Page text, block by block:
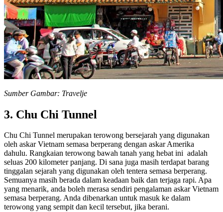
Sumber Gambar: Travelje
3. Chu Chi Tunnel
Chu Chi Tunnel merupakan terowong bersejarah yang digunakan
oleh askar Vietnam semasa berperang dengan askar Amerika
dahulu. Rangkaian terowong bawah tanah yang hebat ini adalah
seluas 200 kilometer panjang. Di sana juga masih terdapat barang
tinggalan sejarah yang digunakan oleh tentera semasa berperang.
Semuanya masih berada dalam keadaan baik dan terjaga rapi. Apa
yang menarik, anda boleh merasa sendiri pengalaman askar Vietnam
semasa berperang. Anda dibenarkan untuk masuk ke dalam
terowong yang sempit dan kecil tersebut, jika berani.